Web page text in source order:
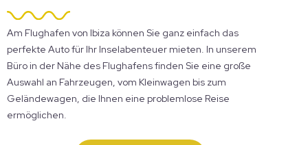
Am Flughafen von Ibiza können Sie ganz einfach das
perfekte Auto für Ihr Inselabenteuer mieten. In unserem
Büro in der Nähe des Flughafens finden Sie eine große
Auswahl an Fahrzeugen, vom Kleinwagen bis zum
Geländewagen, die Ihnen eine problemlose Reise
ermöglichen.